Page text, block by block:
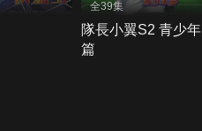
全39集
隊長小翼S2 青少年
篇